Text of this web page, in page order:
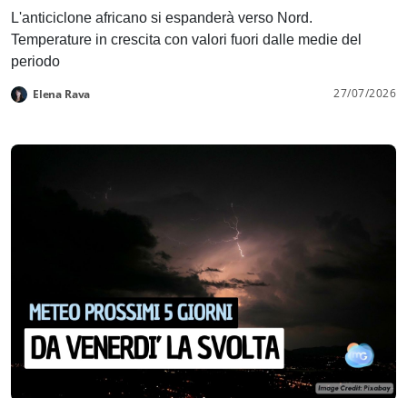
L'anticiclone africano si espanderà verso Nord.
Temperature in crescita con valori fuori dalle medie del
periodo
Elena Rava 27/07/2026